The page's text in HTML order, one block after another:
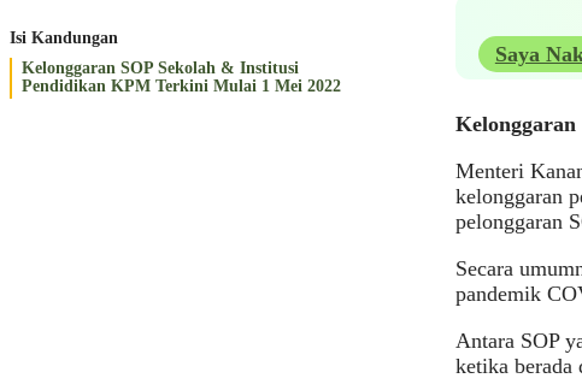
Isi Kandungan
Kelonggaran SOP Sekolah & Institusi
Pendidikan KPM Terkini Mulai 1 Mei 2022
Saya
Menteri
kelonggaran
pelonggaran
Secara
pandemik
Antara SOP
ketika berada